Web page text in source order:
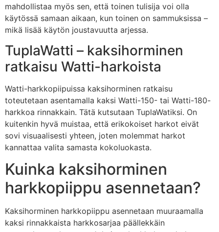
mahdollistaa myös sen, että toinen tulisija voi olla
käytössä samaan aikaan, kun toinen on sammuksissa –
mikä lisää käytön joustavuutta arjessa.
TuplaWatti – kaksihorminen
ratkaisu Watti-harkoista
Watti-harkkopiipuissa kaksihorminen ratkaisu
toteutetaan asentamalla kaksi Watti-150- tai Watti-180-
harkkoa rinnakkain. Tätä kutsutaan TuplaWatiksi. On
kuitenkin hyvä muistaa, että erikokoiset harkot eivät
sovi visuaalisesti yhteen, joten molemmat harkot
kannattaa valita samasta kokoluokasta.
Kuinka kaksihorminen
harkkopiippu asennetaan?
Kaksihorminen harkkopiippu asennetaan muuraamalla
kaksi rinnakkaista harkkosarjaa päällekkäin